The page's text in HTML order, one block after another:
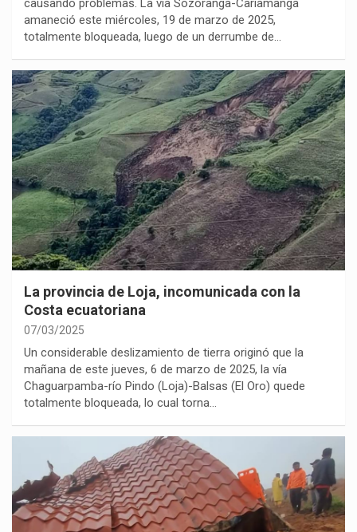
causando problemas. La vía Sozoranga-Cariamanga
amaneció este miércoles, 19 de marzo de 2025,
totalmente bloqueada, luego de un derrumbe de…
La provincia de Loja, incomunicada con la
Costa ecuatoriana
07/03/2025
Un considerable deslizamiento de tierra originó que la
mañana de este jueves, 6 de marzo de 2025, la vía
Chaguarpamba-río Pindo (Loja)-Balsas (El Oro) quede
totalmente bloqueada, lo cual torna…